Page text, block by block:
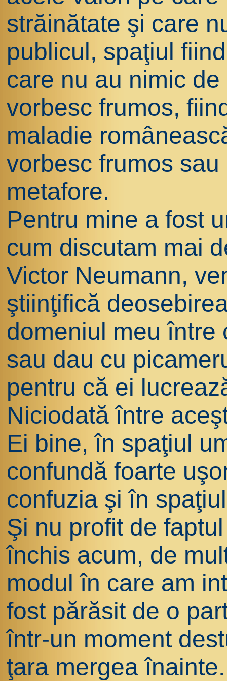
străinătate şi care
publicul, spaţiul
care nu au nimic
vorbesc frumos,
maladie
vorbesc frumos
metafore.
Pentru mine a fost
cum discutam mai
Victor Neumann,
ştiinţifică
domeniul meu între
sau dau cu
pentru că ei
Niciodată între
Ei bine, în spaţiul
confundă foarte
confuzia şi în
Şi nu profit de
închis acum, de
modul în care am
fost părăsit de o
într-un moment
ţara mergea înainte.